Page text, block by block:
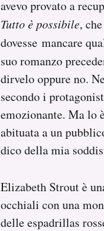
avevo provato a
Tutto è possibile,
dovesse mancare
suo romanzo
dirvelo oppure no.
secondo i
emozionante. Ma lo
abituata a un
dico della mia
Elizabeth Strout è
occhiali con una
delle espadrillas